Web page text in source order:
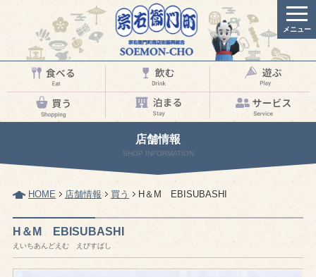
メニュー
店舗情報
SHOP INFORMATION
HOME 店舗情報 買う H＆M EBISUBASHI
H＆M EBISUBASHI
えいちあんどえむ えびすばし